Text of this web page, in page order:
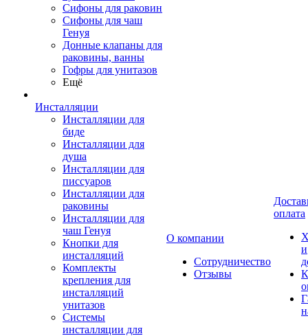
Сифоны для раковин
Сифоны для чаш
Генуя
Донные клапаны для
раковины, ванны
Гофры для унитазов
Ещё
Инсталляции
Инсталляции для
биде
Инсталляции для
душа
Инсталляции для
писсуаров
Инсталляции для
раковины
Инсталляции для
чаш Генуя
Кнопки для
инсталляций
Комплекты
крепления для
инсталляций
унитазов
Системы
инсталляции для
О компании
Сотрудничество
Отзывы
оплата
и